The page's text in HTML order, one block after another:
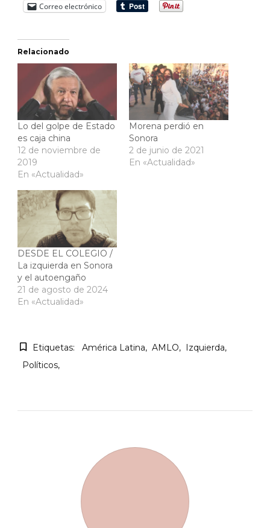
Correo electrónico
Relacionado
Lo del golpe de Estado
es caja china
12 de noviembre de
2019
En «Actualidad»
Morena perdió en
Sonora
2 de junio de 2021
En «Actualidad»
DESDE EL COLEGIO /
La izquierda en Sonora
y el autoengaño
21 de agosto de 2024
En «Actualidad»
Etiquetas: América Latina AMLO
Izquierda
Políticos